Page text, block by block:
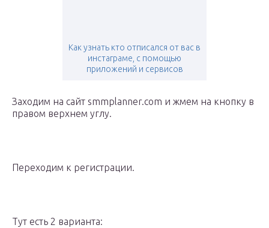
Как узнать кто отписался от вас в
инстаграме, с помощью
приложений и сервисов
Заходим на сайт smmplanner.com и жмем на кнопку в
правом верхнем углу.
Переходим к регистрации.
Тут есть 2 варианта: